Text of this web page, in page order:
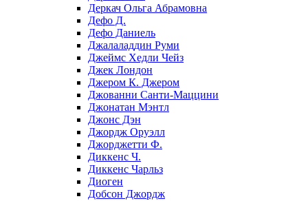
Деркач Ольга Абрамовна
Дефо Д.
Дефо Даниель
Джалаладдин Руми
Джеймс Хедли Чейз
Джек Лондон
Джером К. Джером
Джованни Санти-Маццини
Джонатан Мэнтл
Джонс Дэн
Джордж Оруэлл
Джорджетти Ф.
Диккенс Ч.
Диккенс Чарльз
Диоген
Добсон Джордж